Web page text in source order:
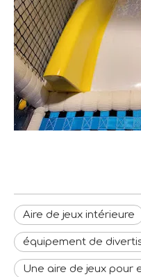
Aire de jeux intérieure
équipement de
Une aire de jeux pour